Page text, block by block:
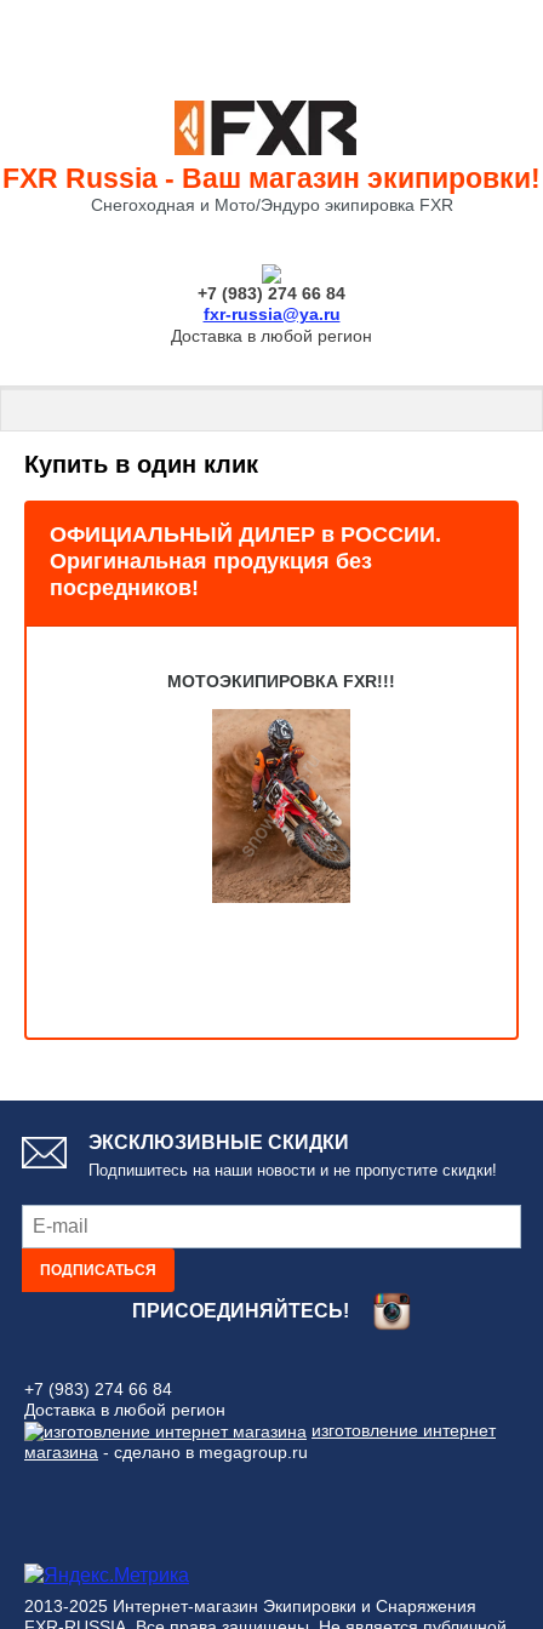
FXR Russia - Ваш магазин экипировки!
Снегоходная и Мото/Эндуро экипировка FXR
+7 (983) 274 66 84
fxr-russia@ya.ru
Доставка в любой регион
Купить в один клик
ОФИЦИАЛЬНЫЙ ДИЛЕР в РОССИИ.
Оригинальная продукция без
посредников!
МОТОЭКИПИРОВКА FXR!!!
ЭКСКЛЮЗИВНЫЕ СКИДКИ
Подпишитесь на наши новости и не пропустите скидки!
ПОДПИСАТЬСЯ
ПРИСОЕДИНЯЙТЕСЬ!
+7 (983) 274 66 84
Доставка в любой регион
изготовление интернет
магазина - сделано в megagroup.ru
2013-2025 Интернет-магазин Экипировки и Снаряжения